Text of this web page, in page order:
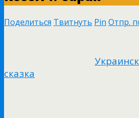
Поделиться Твитнуть Pin Отпр.
сказка